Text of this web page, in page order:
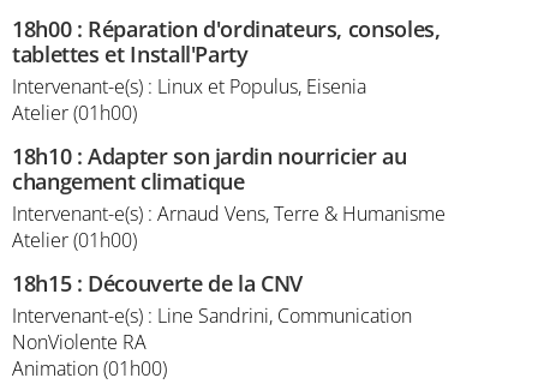
18h00: Réparation d'ordinateurs, consoles,
tablettes et Install'Party
Intervenant-e(s) : Linux et Populus, Eisenia
Atelier (01h00)
18h10:Adapter son jardin nourricier au
changement climatique
Intervenant-e(s) : Arnaud Vens, Terre & Humanisme
Atelier (01h00)
18h15: Découverte de la CNV
Intervenant-e(s) : Line Sandrini, Communication
NonViolente RA
Animation (01h00)